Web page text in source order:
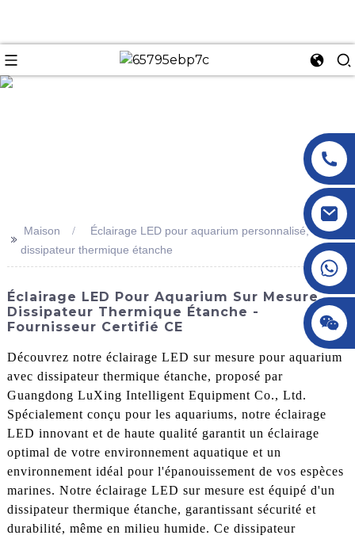
+86 18145770882
+86 18145770882
>>
Maison
Éclairage LED pour aquarium personnalisé,
dissipateur thermique étanche
Éclairage LED Pour Aquarium Sur Mesure,
Dissipateur Thermique Étanche -
Fournisseur Certifié CE
Découvrez notre éclairage LED sur mesure pour aquarium
avec dissipateur thermique étanche, proposé par
Guangdong LuXing Intelligent Equipment Co., Ltd.
Spécialement conçu pour les aquariums, notre éclairage
LED innovant et de haute qualité garantit un éclairage
optimal de votre environnement aquatique et un
environnement idéal pour l'épanouissement de vos espèces
marines. Notre éclairage LED sur mesure est équipé d'un
dissipateur thermique étanche, garantissant sécurité et
durabilité, même en milieu humide. Ce dissipateur